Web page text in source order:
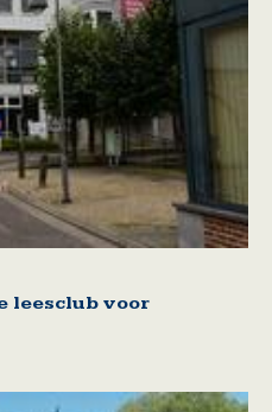
leesclub voor